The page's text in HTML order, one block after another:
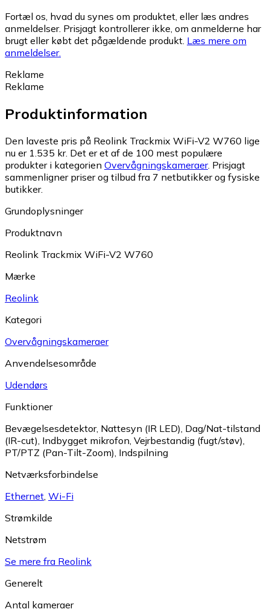
Fortæl os, hvad du synes om produktet, eller læs andres
anmeldelser. Prisjagt kontrollerer ikke, om anmelderne har
brugt eller købt det pågældende produkt. Læs mere om
anmeldelser.
Reklame
Reklame
Produktinformation
Den laveste pris på Reolink Trackmix WiFi-V2 W760 lige
nu er 1.535 kr. Det er et af de 100 mest populære
produkter i kategorien Overvågningskameraer. Prisjagt
sammenligner priser og tilbud fra 7 netbutikker og fysiske
butikker.
Grundoplysninger
Produktnavn
Reolink Trackmix WiFi-V2 W760
Mærke
Reolink
Kategori
Overvågningskameraer
Anvendelsesområde
Udendørs
Funktioner
Bevægelsesdetektor, Nattesyn (IR LED), Dag/Nat-tilstand
(IR-cut), Indbygget mikrofon, Vejrbestandig (fugt/støv),
PT/PTZ (Pan-Tilt-Zoom), Indspilning
Netværksforbindelse
Ethernet, Wi-Fi
Strømkilde
Netstrøm
Se mere fra Reolink
Generelt
Antal kameraer